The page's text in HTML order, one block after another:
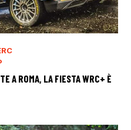
A ROMA, LA FIESTA WRC+ È